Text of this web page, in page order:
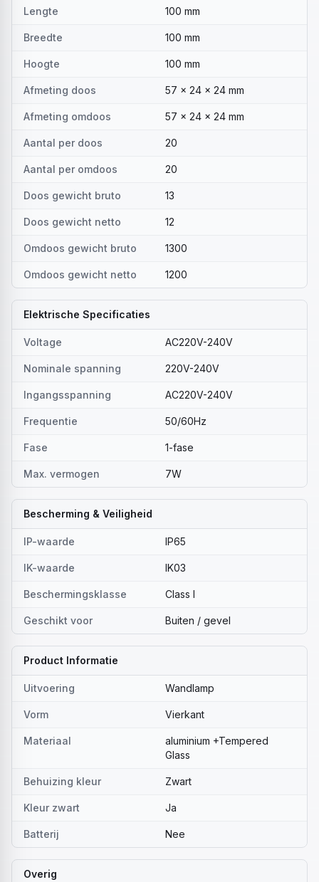
Lengte 100 mm
Breedte 100 mm
Hoogte 100 mm
Afmeting doos 57 x 24 x 24 mm
Afmeting omdoos 57 x 24 x 24 mm
Aantal per doos 20
Aantal per omdoos 20
Doos gewicht bruto 13
Doos gewicht netto 12
Omdoos gewicht bruto 1300
Omdoos gewicht netto 1200
Elektrische Specificaties
Voltage AC220V-240V
Nominale spanning 220V-240V
Ingangsspanning AC220V-240V
Frequentie 50/60Hz
Fase 1-fase
Max. vermogen 7W
Bescherming & Veiligheid
IP-waarde IP65
IK-waarde IK03
Beschermingsklasse Class I
Geschikt voor Buiten / gevel
Product Informatie
Uitvoering Wandlamp
Vorm Vierkant
Materiaal
aluminium +Tempered
Glass
Behuizing kleur Zwart
Kleur zwart Ja
Batterij Nee
Overig